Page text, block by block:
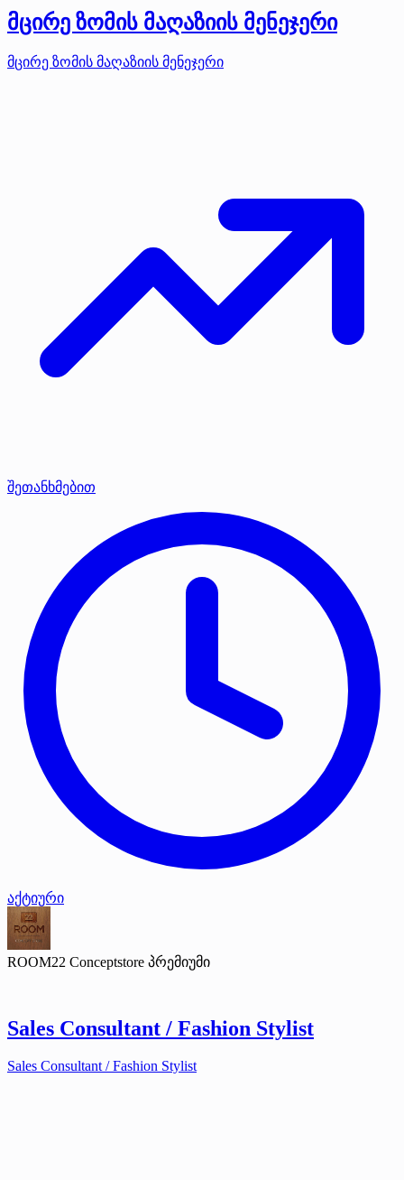
მცირე ზომის მაღაზიის მენეჯერი
მცირე ზომის მაღაზიის მენეჯერი
შეთანხმებით
აქტიური
ROOM22 Conceptstore პრემიუმი
Sales Consultant / Fashion Stylist
Sales Consultant / Fashion Stylist